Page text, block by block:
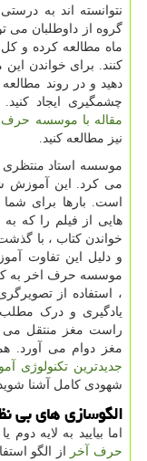
نتوانسته اند به
دهید و در روند
چشمگیری ایجاد
مقاله با موسسه حرف
نیز مطالعه کنید.
موسسه استاد منتظری
می کرد. این آموزش
است. بارها برای
هایی از فیلم را که به
خواندن کتاب ، با
و دلیل این تفاوت
موسسه حرف اخر به
، استفاده از
یادگیری و درک
راست مغز منتقل می
مغز دوام می آورد.
جدیدترین تکنولوژی
شهودی کامل آشنا شوید.
الگوسازی های بی
اما بیایید به لایه
حرف آخر
از الگو